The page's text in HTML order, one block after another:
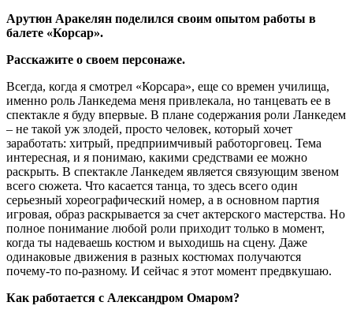
Арутюн Аракелян поделился своим опытом работы в
балете «Корсар».
Расскажите о своем персонаже.
Всегда, когда я смотрел «Корсара», еще со времен училища,
именно роль Ланкедема меня привлекала, но танцевать ее в
спектакле я буду впервые. В плане содержания роли Ланкедем
‒ не такой уж злодей, просто человек, который хочет
заработать: хитрый, предприимчивый работорговец. Тема
интересная, и я понимаю, какими средствами ее можно
раскрыть. В спектакле Ланкедем является связующим звеном
всего сюжета. Что касается танца, то здесь всего один
серьезный хореографический номер, а в основном партия
игровая, образ раскрывается за счет актерского мастерства. Но
полное понимание любой роли приходит только в момент,
когда ты надеваешь костюм и выходишь на сцену. Даже
одинаковые движения в разных костюмах получаются
почему-то по-разному. И сейчас я этот момент предвкушаю.
Как работается с Александром Омаром?